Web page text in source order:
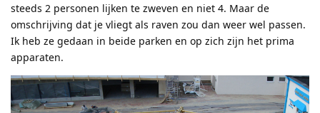
steeds 2 personen lijken te zweven en niet 4. Maar de
omschrijving dat je vliegt als raven zou dan weer wel passen.
Ik heb ze gedaan in beide parken en op zich zijn het prima
apparaten.